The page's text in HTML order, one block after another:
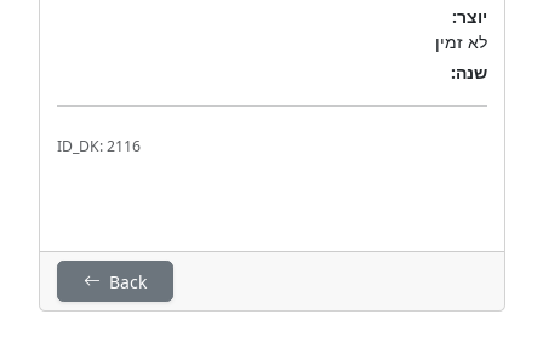
יוצר:
לא זמין
שנה:
ID_DK: 2116
Back